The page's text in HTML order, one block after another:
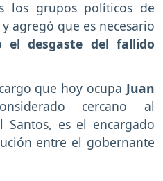
los grupos políticos de
agregó que es necesario
desgaste del fallido
que hoy ocupa Juan
cercano al
Santos, es el encargado
entre el gobernante